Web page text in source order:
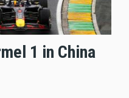
1 in China